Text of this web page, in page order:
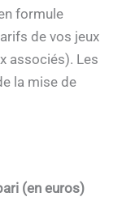
formule
de vos jeux
associés). Les
la mise de
(en euros)